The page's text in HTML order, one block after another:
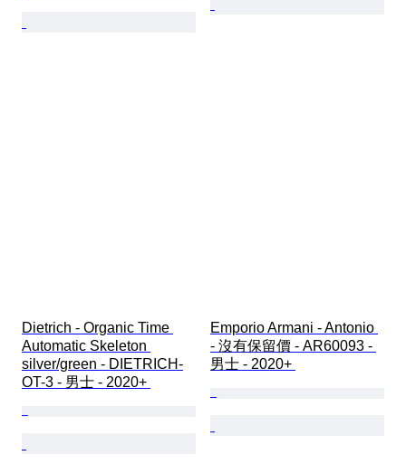
Dietrich - Organic Time
Automatic Skeleton
silver/green - DIETRICH-
OT-3 - 男士 - 2020+
Emporio Armani - Antonio
- 沒有保留價 - AR60093 -
男士 - 2020+